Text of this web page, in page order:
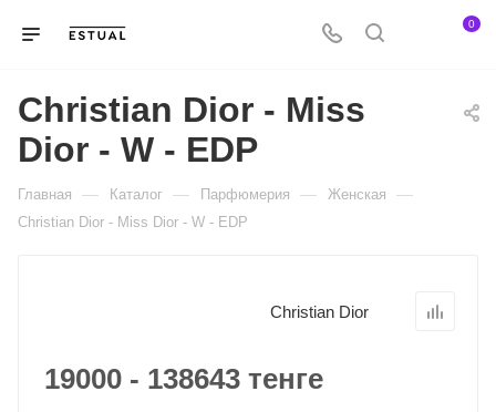
0
Christian Dior - Miss
Dior - W - EDP
Главная — Каталог — Парфюмерия — Женская —
Christian Dior - Miss Dior - W - EDP
Christian Dior
19000 - 138643 тенге